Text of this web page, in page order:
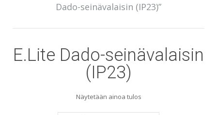
Dado-seinävalaisin (IP23)”
E.Lite Dado-seinävalaisin
(IP23)
Näytetään ainoa tulos